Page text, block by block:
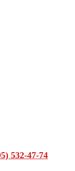
532-47-74